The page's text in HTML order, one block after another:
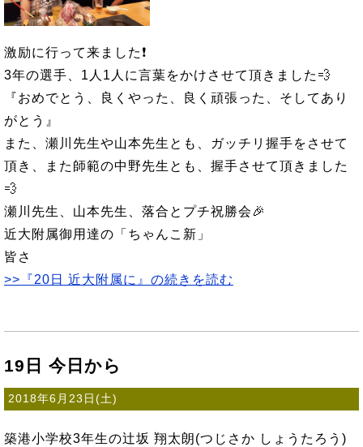
激励に行って来ました❗
3年の選手、1人1人に言葉をかけさせて頂きました💨
『おめでとう、良くやった、良く頑張った、そしてあり
がとう』
また、瀬川先生や山本先生とも、ガッチリ握手をさせて
頂き、また師範の中野先生とも、握手させて頂きました
💨
瀬川先生、山本先生、落合とプチ祝勝会🎉
近大附属御用達の「ちゃんこ新」
皆さ
>>『20日 近大附属に』の続きを読む
19日 今日から
2018年6月23日(土)
築港小学校3年生の辻坂 翔太朗(つじさか しょうたろう)